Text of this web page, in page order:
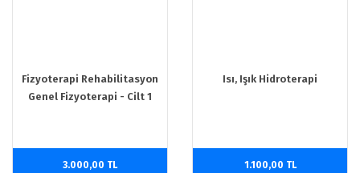
Fizyoterapi Rehabilitasyon
Genel Fizyoterapi - Cilt 1
3.000,00 TL
Isı, Işık Hidroterapi
1.100,00 TL